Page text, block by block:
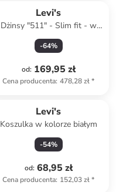
Levi's
Dżinsy "511" - Slim fit - w
kolorze khaki
-64%
od: 169,95 zł
Cena producenta: 478,28 zł*
Levi's
Koszulka w kolorze białym
-54%
od: 68,95 zł
Cena producenta: 152,03 zł*